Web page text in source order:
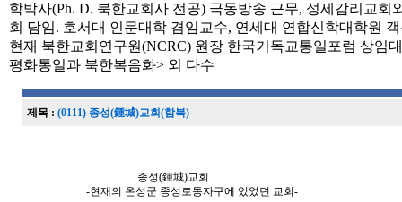
학박사(Ph. D. 북한교회사 전공) 극동방송 근무, 성세감리교회
회 담임. 호서대 인문대학 겸임교수, 연세대 연합신학대학원
현재 북한교회연구원(NCRC) 원장 한국기독교통일포럼 상임
평화통일과 북한복음화> 외 다수
제목 : (0111) 종성(鍾城)교회(함북)
종성(鍾城)교회
-현재의 온성군 종성로동자구에 있었던 교회-